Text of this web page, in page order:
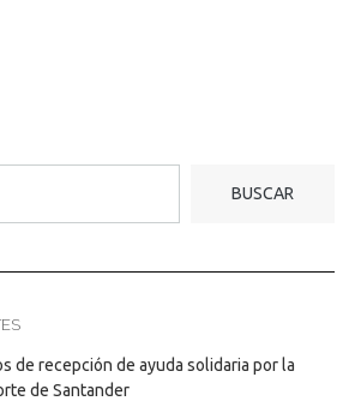
BUSCAR
de recepción de ayuda solidaria por la
de Santander